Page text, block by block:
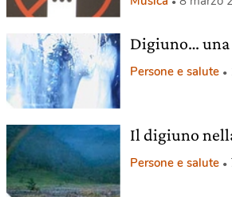
Digiuno…
Persone e salute
Il digiuno
Persone e salute